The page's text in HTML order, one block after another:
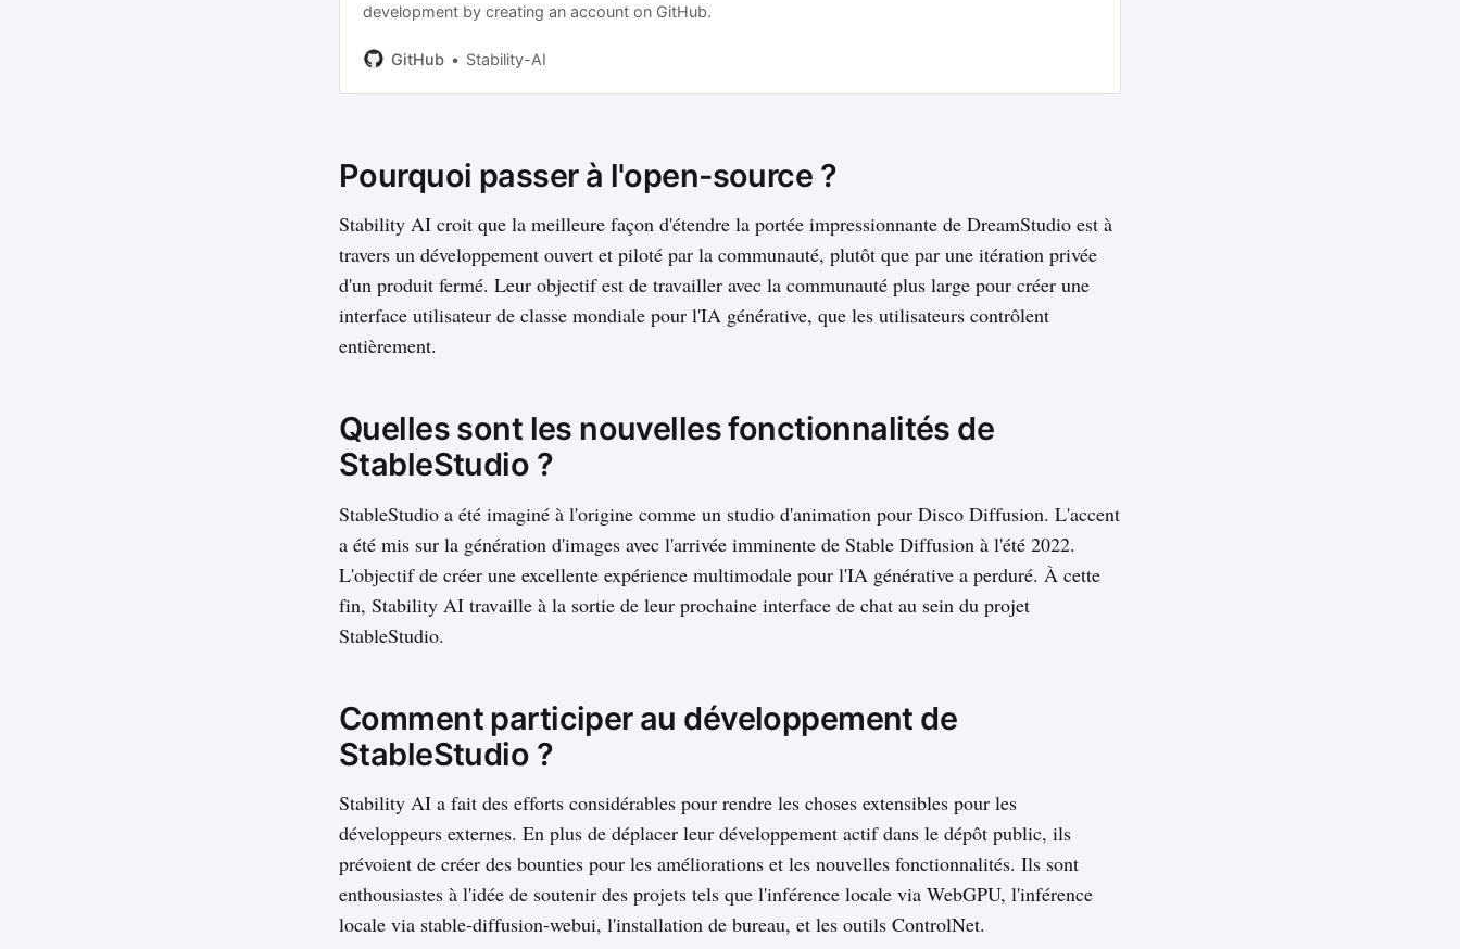
development by creating an account on GitHub.
GitHub Stability-AI
Pourquoi passer à l'open-source ?
Stability AI croit que la meilleure façon d'étendre la portée impressionnante de DreamStudio est à
travers un développement ouvert et piloté par la communauté, plutôt que par une itération privée
d'un produit fermé. Leur objectif est de travailler avec la communauté plus large pour créer une
interface utilisateur de classe mondiale pour l'IA générative, que les utilisateurs contrôlent
entièrement.
Quelles sont les nouvelles fonctionnalités de
StableStudio ?
StableStudio a été imaginé à l'origine comme un studio d'animation pour Disco Diffusion. L'accent
a été mis sur la génération d'images avec l'arrivée imminente de Stable Diffusion à l'été 2022.
L'objectif de créer une excellente expérience multimodale pour l'IA générative a perduré. À cette
fin, Stability AI travaille à la sortie de leur prochaine interface de chat au sein du projet
StableStudio.
Comment participer au développement de
StableStudio ?
Stability AI a fait des efforts considérables pour rendre les choses extensibles pour les
développeurs externes. En plus de déplacer leur développement actif dans le dépôt public, ils
prévoient de créer des bounties pour les améliorations et les nouvelles fonctionnalités. Ils sont
enthousiastes à l'idée de soutenir des projets tels que l'inférence locale via WebGPU, l'inférence
locale via stable-diffusion-webui, l'installation de bureau, et les outils ControlNet.